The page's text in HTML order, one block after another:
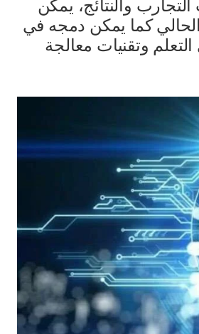
والنتائج، يمكن
كما يمكن دمجه في
وتقنيات معالجة